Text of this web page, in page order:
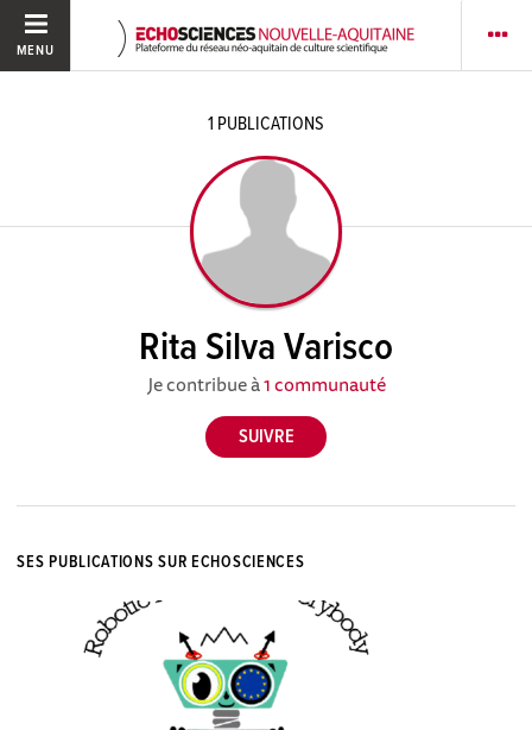
MENU
1 PUBLICATIONS
Rita Silva Varisco
Je contribue à1 communauté
SES PUBLICATIONS SUR ECHOSCIENCES